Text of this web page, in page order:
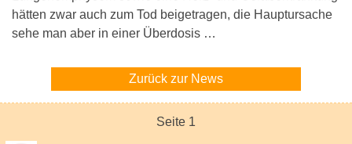
hätten zwar auch zum Tod beigetragen, die Hauptursache
sehe man aber in einer Überdosis …
Zurück zur News
Seite 1